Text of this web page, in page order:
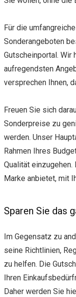
Für die
Sonderangeboten
Gutscheinportal. Wir
aufregendsten
versprechen Ihnen,
Freuen Sie sich
Sonderpreise zu
werden. Unser
Rahmen Ihres
Qualität
Marke anbietet, mit
Sparen Sie das
Im Gegensatz zu
seine Richtlinien,
zu helfen. Die
Ihren
Daher werden Sie